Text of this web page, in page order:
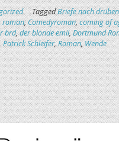
TaggedBriefe nach drüben
roman,Comedyroman,coming of
brd,der blonde emil,Dortmund
,Patrick Schleifer,Roman,Wende